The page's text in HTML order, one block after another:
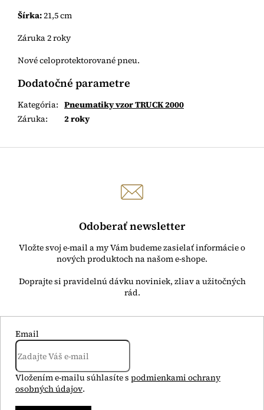
Šírka:21,5 cm
Záruka 2 roky
Nové celoprotektorované pneu.
Dodatočné parametre
Kategória: Pneumatiky vzor TRUCK 2000
Záruka: 2 roky
Odoberať newsletter
Vložte svoj e-mail a my Vám budeme zasielať informácie o
nových produktoch na našom e-shope.
Email
Vložením e-mailu súhlasíte s podmienkami ochrany
osobných údajov.